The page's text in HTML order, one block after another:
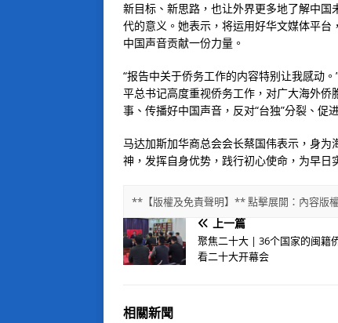
新目标、新思路，也让外界更多地了解中
代的意义。她表示，将运用好华文媒体平
中国声音贡献一份力量。
“报告中关于侨务工作的内容特别让我感动
平总书记高度重视侨务工作，对广大海外
事、传播好中国声音，反对“台独”分裂、促
马达加斯加华商总会会长蔡国伟表示，身
神，发挥自身优势，践行初心使命，为早日
**【版權及免責聲明】** 點擊展開：內容版
上一篇
聚焦二十大 | 36个国家的闽籍
看二十大开幕会
相關新聞